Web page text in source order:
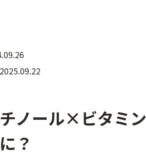
ノール×ビタミ
？